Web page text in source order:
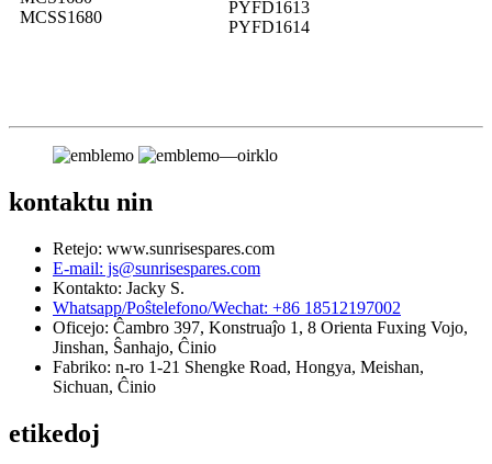
MCSS1680
PYFD1613
PYFD1614
kontaktu nin
Retejo: www.sunrisespares.com
E-mail: js@sunrisespares.com
Kontakto: Jacky S.
Whatsapp/Poŝtelefono/Wechat: +86 18512197002
Oficejo: Ĉambro 397, Konstruaĵo 1, 8 Orienta Fuxing Vojo,
Jinshan, Ŝanhajo, Ĉinio
Fabriko: n-ro 1-21 Shengke Road, Hongya, Meishan,
Sichuan, Ĉinio
etikedoj